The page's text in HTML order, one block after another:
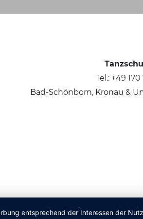
entsprechend der Interessen der
Tel.: +49 170
Bad-Schönborn, Kronau &